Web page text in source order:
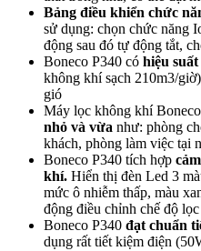
Bảng điều khiển chức
sử dụng: chọn chức năng
động sau đó tự động tắt,
Boneco P340 có hiệu
không khí sạch 210m3/
gió
Máy lọc không khí
nhỏ và vừa như: phòng
khách, phòng làm việc tại
Boneco P340 tích hợp
khí. Hiển thị đèn Led 3
mức ô nhiễm thấp, màu
động điều chỉnh chế độ
Boneco P340 đạt chuẩn
dụng rất tiết kiệm điện